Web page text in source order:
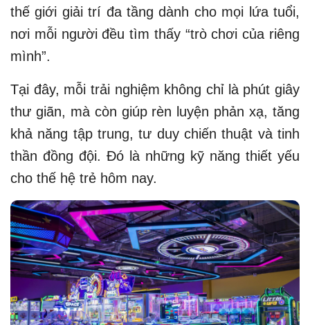
thế giới giải trí đa tầng dành cho mọi lứa tuổi,
nơi mỗi người đều tìm thấy “trò chơi của riêng
mình”.
Tại đây, mỗi trải nghiệm không chỉ là phút giây
thư giãn, mà còn giúp rèn luyện phản xạ, tăng
khả năng tập trung, tư duy chiến thuật và tinh
thần đồng đội. Đó là những kỹ năng thiết yếu
cho thế hệ trẻ hôm nay.